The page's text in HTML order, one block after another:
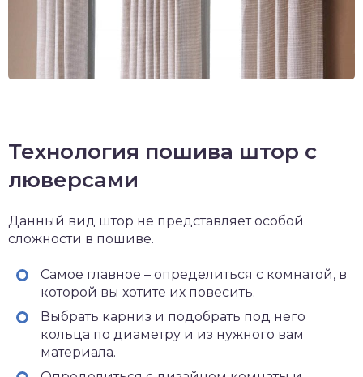
Технология пошива штор с
люверсами
Данный вид штор не представляет особой
сложности в пошиве.
Самое главное – определиться с комнатой, в
которой вы хотите их повесить.
Выбрать карниз и подобрать под него
кольца по диаметру и из нужного вам
материала.